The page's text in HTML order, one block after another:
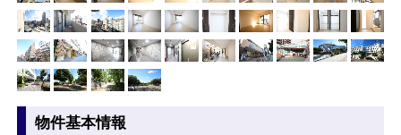
物件基本情報